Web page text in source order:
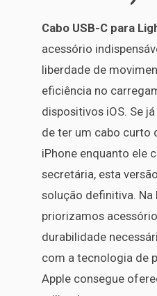
Cabo USB-C para
acessório
liberdade de
eficiência no
dispositivos iOS. Se
de ter um cabo curto
iPhone enquanto ele
secretária, esta
solução definitiva. Na
priorizamos
durabilidade
com a tecnologia de
Apple consegue